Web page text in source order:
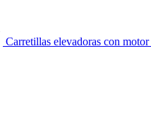
Carretillas elevadoras con motor